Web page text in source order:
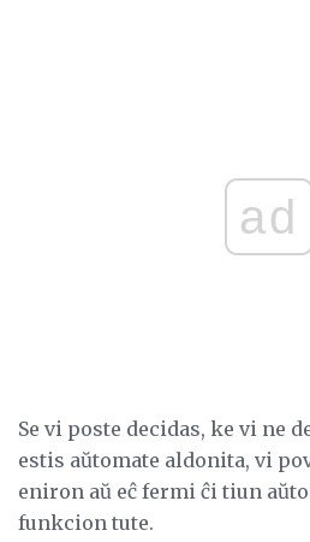
ad
Se vi poste decidas, ke vi ne
estis aŭtomate aldonita, vi
eniron aŭ eĉ fermi ĉi tiun
funkcion tute.